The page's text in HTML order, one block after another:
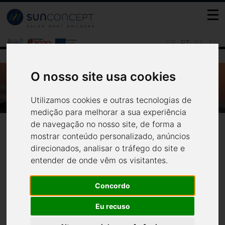
FR PT ES EN
O nosso site usa cookies
Utilizamos cookies e outras tecnologias de
medição para melhorar a sua experiência
de navegação no nosso site, de forma a
mostrar conteúdo personalizado, anúncios
direcionados, analisar o tráfego do site e
entender de onde vêm os visitantes.
Concordo
Eu recuso
FAZ 1 ANO QUE A AZIBO SOLAR BOAT
Notícias Todas
Faz 1 ano que a Azibo Solar